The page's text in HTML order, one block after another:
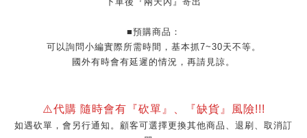
■預購商品：
可以詢問小編實際所需時間，基本抓7~30天不等。
國外有時會有延遲的情況，再請見諒。
⚠️代購 隨時會有『砍單』 、『缺貨』風險!!!
如遇砍單，會另行通知。顧客可選擇更換其他商品、退刷、取消訂